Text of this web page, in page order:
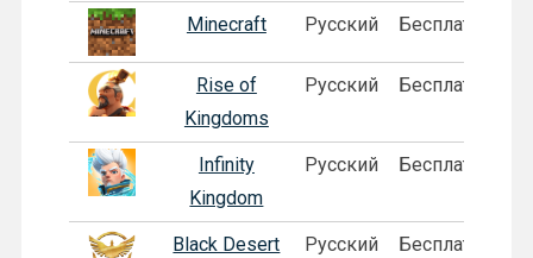
Minecraft Русский Бесплатная
Rise of
Kingdoms
Русский Бесплатная
Infinity
Kingdom
Русский Бесплатная
Black Desert Русский Бесплатная